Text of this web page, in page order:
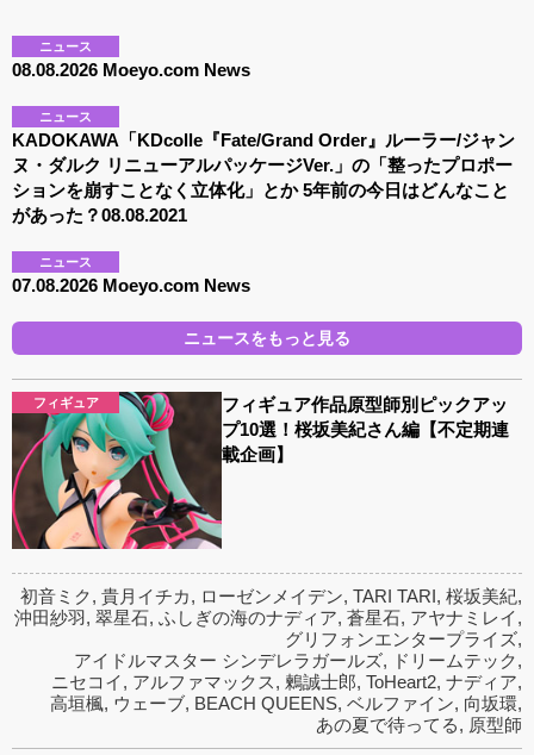
ニュース
08.08.2026 Moeyo.com News
ニュース
KADOKAWA「KDcolle『Fate/Grand Order』ルーラー/ジャン
ヌ・ダルク リニューアルパッケージVer.」の「整ったプロポー
ションを崩すことなく立体化」とか 5年前の今日はどんなこと
があった？08.08.2021
ニュース
07.08.2026 Moeyo.com News
ニュースをもっと見る
フィギュア
フィギュア作品原型師別ピックアッ
プ10選！桜坂美紀さん編【不定期連
載企画】
初音ミク, 貴月イチカ, ローゼンメイデン, TARI TARI, 桜坂美紀,
沖田紗羽, 翠星石, ふしぎの海のナディア, 蒼星石, アヤナミレイ,
グリフォンエンタープライズ,
アイドルマスター シンデレラガールズ, ドリームテック,
ニセコイ, アルファマックス, 鶫誠士郎, ToHeart2, ナディア,
高垣楓, ウェーブ, BEACH QUEENS, ベルファイン, 向坂環,
あの夏で待ってる, 原型師